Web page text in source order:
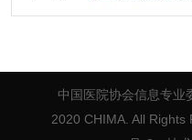
中国医院协会信息专业
2020 CHIMA. All Rights